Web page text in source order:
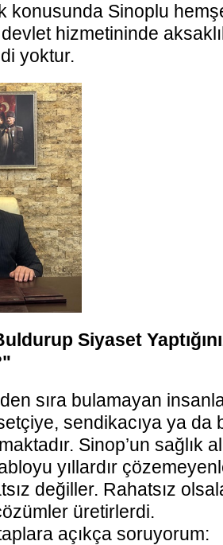
konusunda Sinoplu
hizmetininde
yoktur.
Siyaset
sıra bulamayan
sendikacıya ya da
Sinop’un sağlık
yıllardır
değiller. Rahatsız
üretirlerdi.
açıkça soruyorum: